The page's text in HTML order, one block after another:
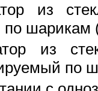
из
шарикам
из
по